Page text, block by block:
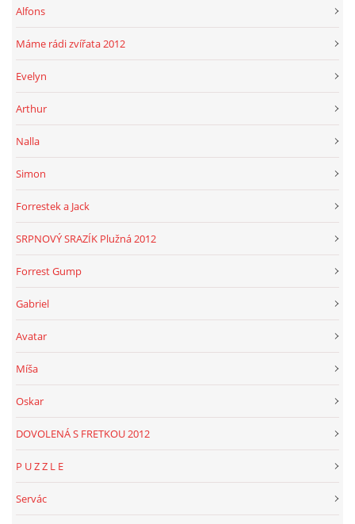
Alfons
Máme rádi zvířata 2012
Evelyn
Arthur
Nalla
Simon
Forrestek a Jack
SRPNOVÝ SRAZÍK Plužná 2012
Forrest Gump
Gabriel
Avatar
Míša
Oskar
DOVOLENÁ S FRETKOU 2012
P U Z Z L E
Servác